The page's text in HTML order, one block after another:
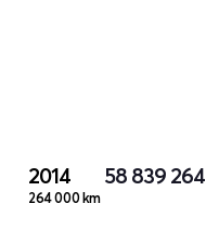
2014
264 000 km
58 839 264